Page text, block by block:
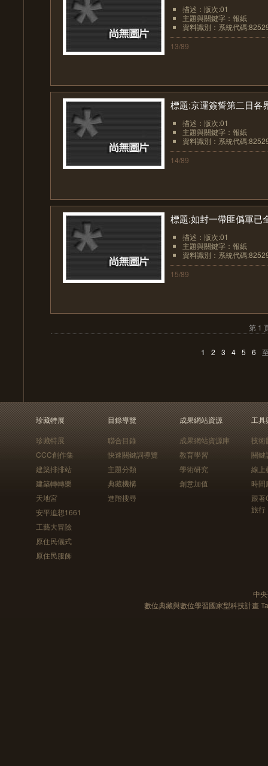
描述：版次:01
主題與關鍵字：報紙
資料識別：系統代碼
13/89
標題:京運簽誓第二日各
描述：版次:01
主題與關鍵字：報紙
資料識別：系統代碼
14/89
標題:如封一帶匪僞軍已
描述：版次:01
主題與關鍵字：報紙
資料識別：系統代碼
15/89
第 1
1 2 3 4 5 6
珍藏特展
珍藏特展
CCC創作集
建築排排站
建築轉轉樂
天地宮
安平追想1661
工藝大冒險
原住民儀式
原住民服飾
目錄導覽
聯合目錄
快速關鍵詞導覽
主題分類
典藏機構
進階搜尋
成果網站資源
成果網站資源庫
教育學習
學術研究
創意加值
工具
技術
關鍵
線上
時間
跟
旅行
中
數位典藏與數位學習國家型科技計畫